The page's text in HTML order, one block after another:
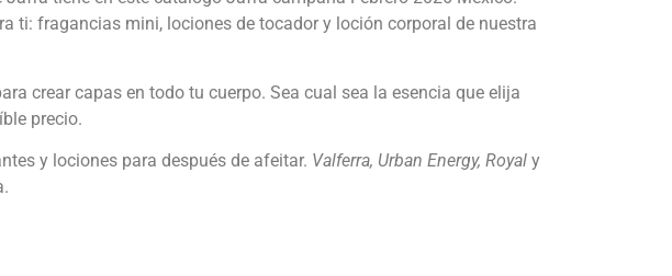
ti: fragancias mini, lociones de tocador y loción corporal de nuestra
crear capas en todo tu cuerpo. Sea cual sea la esencia que elija
precio.
y lociones para después de afeitar. Valferra, Urban Energy, Royal y